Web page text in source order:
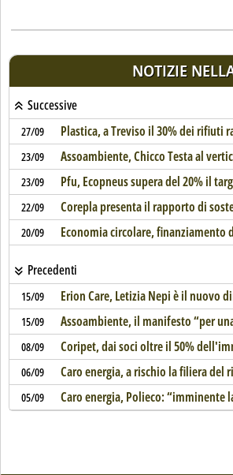
NOTIZIE
Successive
27/09 Plastica, a Treviso il 30% dei rifiuti
23/09 Assoambiente, Chicco Testa al
23/09 Pfu, Ecopneus supera del 20% il
22/09 Corepla presenta il rapporto di
20/09 Economia circolare, finanziamento
Precedenti
15/09 Erion Care, Letizia Nepi è il nuovo
15/09 Assoambiente, il manifesto “per
08/09 Coripet, dai soci oltre il 50%
06/09 Caro energia, a rischio la filiera del
05/09 Caro energia, Polieco: “imminente